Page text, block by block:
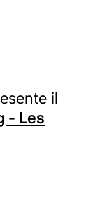
il
- Les